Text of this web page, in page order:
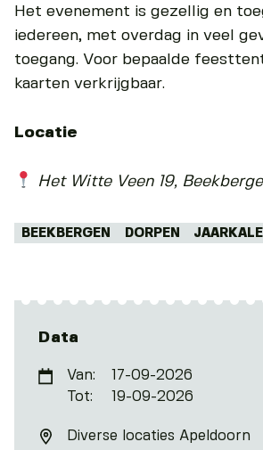
Het evenement is gezellig en
iedereen, met overdag in veel
toegang. Voor bepaalde
kaarten verkrijgbaar.
Locatie
Het Witte Veen 19,
Tags:
BEEKBERGEN DORPEN
Data
Van:
17-09-2026
Tot:
19-09-2026
Diverse locaties Apeldoorn